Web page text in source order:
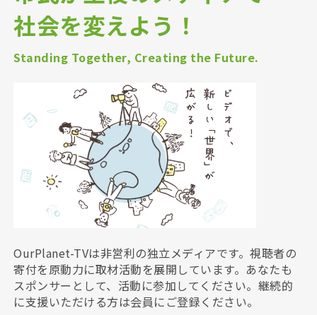
社会を変えよう！
Standing Together, Creating the Future.
OurPlanet-TVは非営利の独立メディアです。視聴者の
寄付を原動力に取材活動を展開しています。あなたも
スポンサーとして、活動に参加してください。継続的
に支援いただける方は会員にご登録ください。